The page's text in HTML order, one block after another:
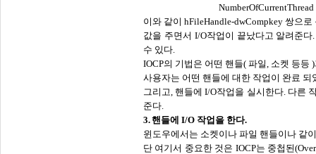
NumberOfCurrentThread
이와 같이 hFileHandle-dwCompkey 쌍으
값을 주면서 I/O작업이 끝났다고 알려준
수 있다.
IOCP의 기법은 어떤 핸들( 파일, 소켓 등
사용자는 어떤 핸들에 대한 작업이 완료 되
그리고, 핸들에 I/O작업을 실시한다. 다른
준다.
3.핸들에 I/O 작업을 한다.
윈도우에서는 소켓이나 파일 핸들이나 같
단 여기서 중요한 것은 IOCP는 중첩된